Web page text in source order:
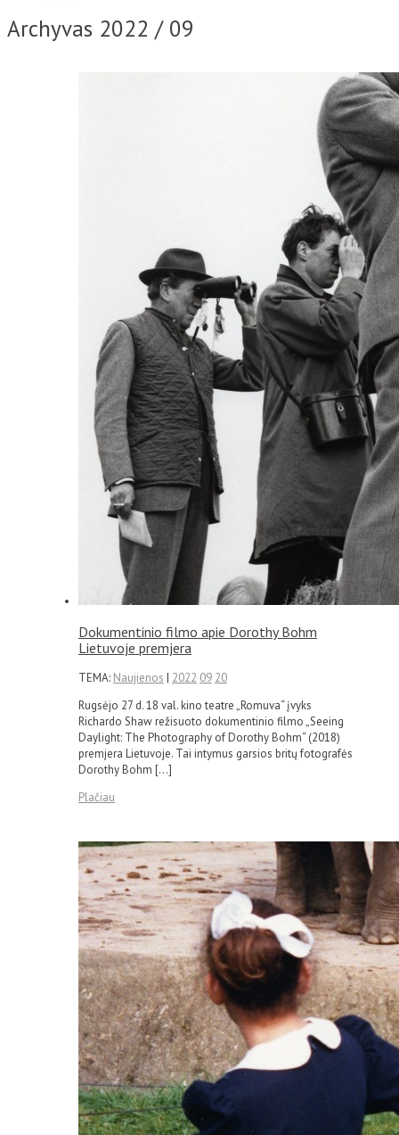
Archyvas 2022 / 09
Dokumentinio filmo apie Dorothy Bohm
Lietuvoje premjera
TEMA: Naujienos | 2022 09 20
Rugsėjo 27 d. 18 val. kino teatre „Romuva“ įvyks
Richardo Shaw režisuoto dokumentinio filmo „Seeing
Daylight: The Photography of Dorothy Bohm“ (2018)
premjera Lietuvoje. Tai intymus garsios britų fotografės
Dorothy Bohm […]
Plačiau